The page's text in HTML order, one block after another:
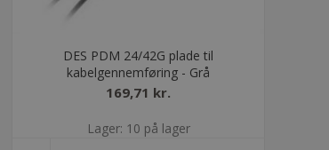
DES PDM 24/42G plade til
kabelgennemføring - Grå
169,71 kr.
Lager: 10 på lager